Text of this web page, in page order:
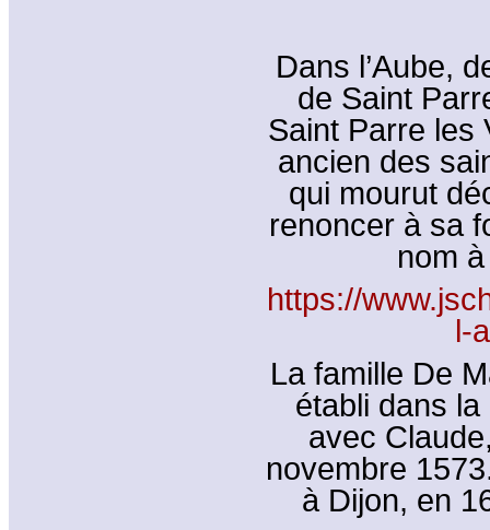
Dans l’Aube,
de Saint
Saint Parre les
ancien des
qui mourut
renoncer à sa
nom
https://
l-
La famille De
établi dans
avec
novembre
à Dijon, en